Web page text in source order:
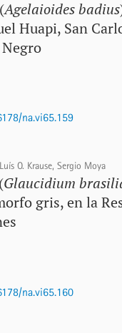
Agelaioides badius
Huapi, San
na.vi65.159
O. Krause, Sergio Moya
Glaucidium
gris, en la
na.vi65.160